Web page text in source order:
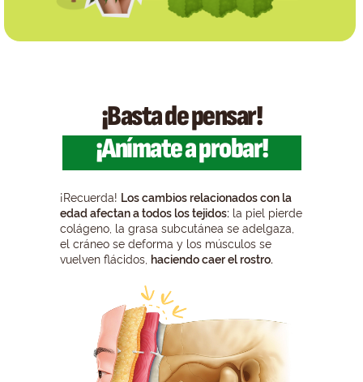
¡Basta de pensar!
¡Anímate a probar!
¡Recuerda! Los cambios relacionados con la
edad afectan a todos los tejidos: la piel pierde
colágeno, la grasa subcutánea se adelgaza,
el cráneo se deforma y los músculos se
vuelven flácidos, haciendo caer el rostro.